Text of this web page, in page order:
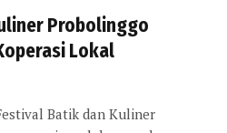
Probolinggo
Lokal
Batik dan Kuliner